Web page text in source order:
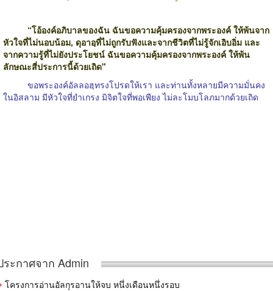
“โอ้องค์อภิบาลของฉัน ฉันขอความคุ้มครองจากพระองค์ ให้พ้นจาก
หัวใจที่ไม่นอบน้อม, ดุอาอฺที่ไม่ถูกรับฟังและจากชีวิตที่ไม่รู้จักเอิบอิ่ม และ
จากความรู้ที่ไม่ยังประโยชน์ ฉันขอความคุ้มครองจากพระองค์ ให้พ้น
ลักษณะสี่ประการนี้ด้วยเถิด"
ขอพระองค์อัลลอฮฺทรงโปรดให้เรา และท่านทั้งหลายมีความมั่นคง
ในอิสลาม มีหัวใจที่ยำเกรง มิจิตใจที่พอเพียง ไม่ละโมบโลภมากด้วยเถิด
ระกาศจาก Admin
โครงการอ่านอัลกุรอานให้จบ หนึ่งเดือนหนึ่งรอบ